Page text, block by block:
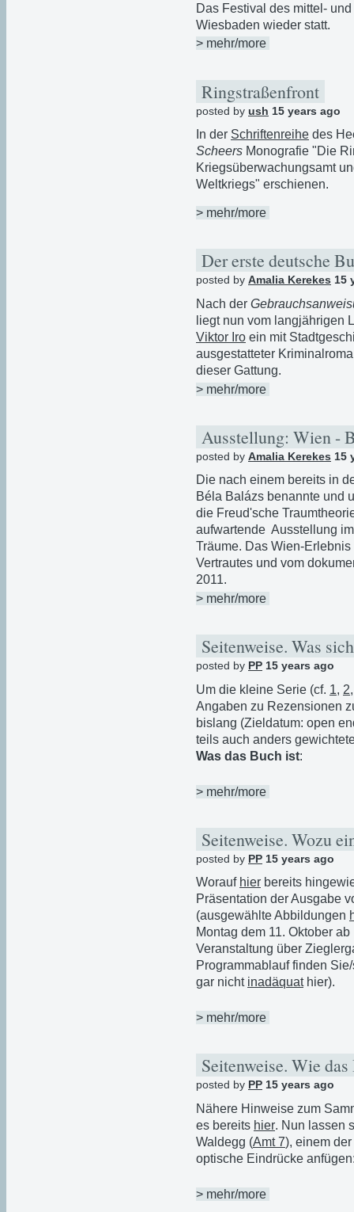
Das Festival des mittel-
Wiesbaden wieder statt.
> mehr/more
Ringstraßenfront
posted by ush 15 years ago
In der Schriftenreihe des
Scheers Monografie "Die
Kriegsüberwachungsamt
Weltkriegs" erschienen.
> mehr/more
Der erste deutsche
posted by Amalia Kerekes 15
Nach der
liegt nun vom langjährigen
Viktor Iro ein mit
ausgestatteter
dieser Gattung.
> mehr/more
Ausstellung: Wien -
posted by Amalia Kerekes 15
Die nach einem bereits in
Béla Balázs benannte und
die Freud'sche
aufwartende Ausstellung
Träume. Das Wien-
Vertrautes und vom
2011.
> mehr/more
Seitenweise. Was
posted by PP 15 years ago
Um die kleine Serie (cf. 1, 2
Angaben zu Rezensionen
bislang (Zieldatum: open
teils auch anders
Was das Buch ist:
> mehr/more
Seitenweise. Wozu
posted by PP 15 years ago
Worauf hier bereits
Präsentation der Ausgabe
(ausgewählte Abbildungen
Montag dem 11. Oktober
Veranstaltung über
Programmablauf finden
gar nicht inadäquathier).
> mehr/more
Seitenweise. Wie
posted by PP 15 years ago
Nähere Hinweise zum
es bereits hier. Nun lassen
Waldegg (Amt 7), einem
optische Eindrücke
> mehr/more